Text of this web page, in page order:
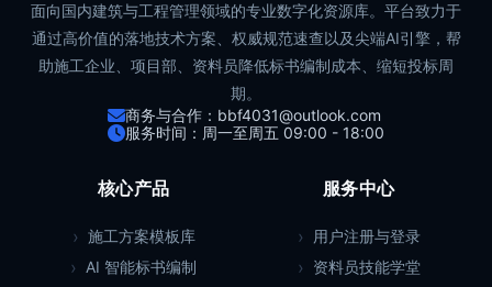
面向国内建筑与工程管理领域的专业数字化资源库。平台致力于
通过高价值的落地技术方案、权威规范速查以及尖端AI引擎，帮
助施工企业、项目部、资料员降低标书编制成本、缩短投标周
期。
商务与合作：bbf4031@outlook.com
服务时间：周一至周五 09:00 - 18:00
核心产品
施工方案模板库
AI 智能标书编制
服务中心
用户注册与登录
资料员技能学堂